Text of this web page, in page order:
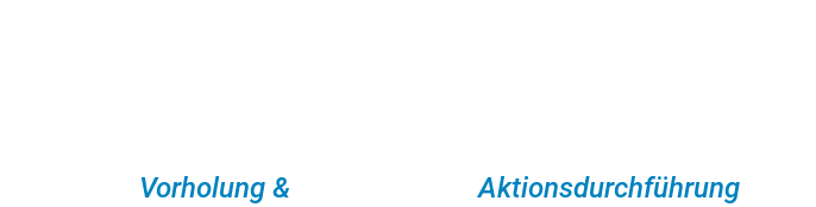
Vorholung &
Aktionsdurchführung